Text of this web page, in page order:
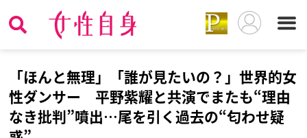
「ほんと無理」「誰が見たいの？」世界的女
性ダンサー 平野紫耀と共演でまたも“理由
なき批判”噴出…尾を引く過去の“匂わせ疑